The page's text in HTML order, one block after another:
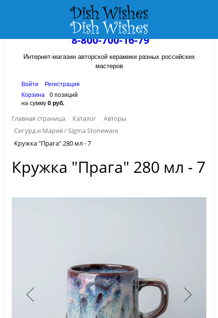
8-800-700-16-79
Интернет-магазин авторской керамики разных российских
мастеров
Войти
Регистрация
Корзина
0 позиций
на сумму0 руб.
Главная страница
Каталог
Авторы
Сигурд и Мария / Sigma Stoneware
Кружка "Прага" 280 мл - 7
Кружка "Прага" 280 мл - 7